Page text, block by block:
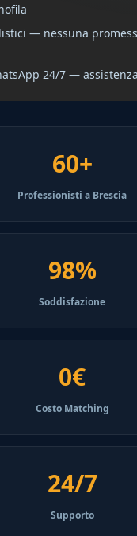
— nessuna
24/7 —
60+
Professionisti a Brescia
98%
Soddisfazione
0€
Costo Matching
24/7
Supporto